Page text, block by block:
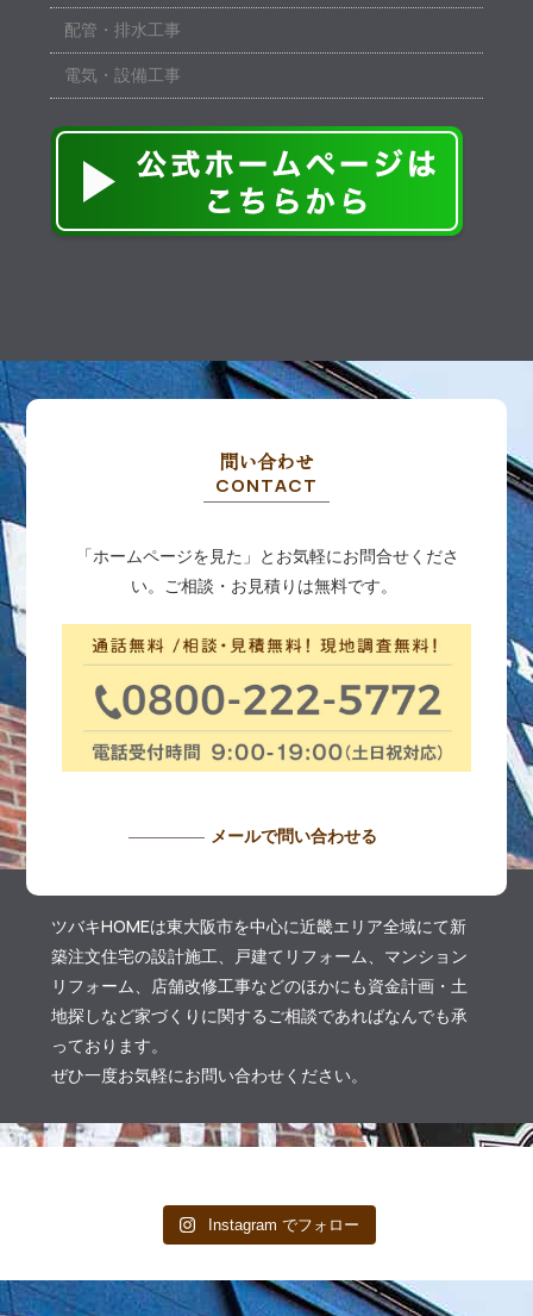
配管・排水工事
電気・設備工事
問い合わせ
CONTACT
「ホームページを見た」とお気軽にお問合せくださ
い。ご相談・お見積りは無料です。
メールで問い合わせる
ツバキHOMEは東大阪市を中心に近畿エリア全域にて新
築注文住宅の設計施工、戸建てリフォーム、マンション
リフォーム、店舗改修工事などのほかにも資金計画・土
地探しなど家づくりに関するご相談であればなんでも承
っております。
ぜひ一度お気軽にお問い合わせください。
Instagram でフォロー